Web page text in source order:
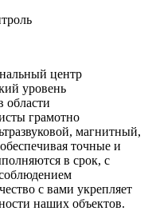
центр
уровень
области
грамотно
магнитный,
точные и
в срок, с
с вами укрепляет
наших объектов.